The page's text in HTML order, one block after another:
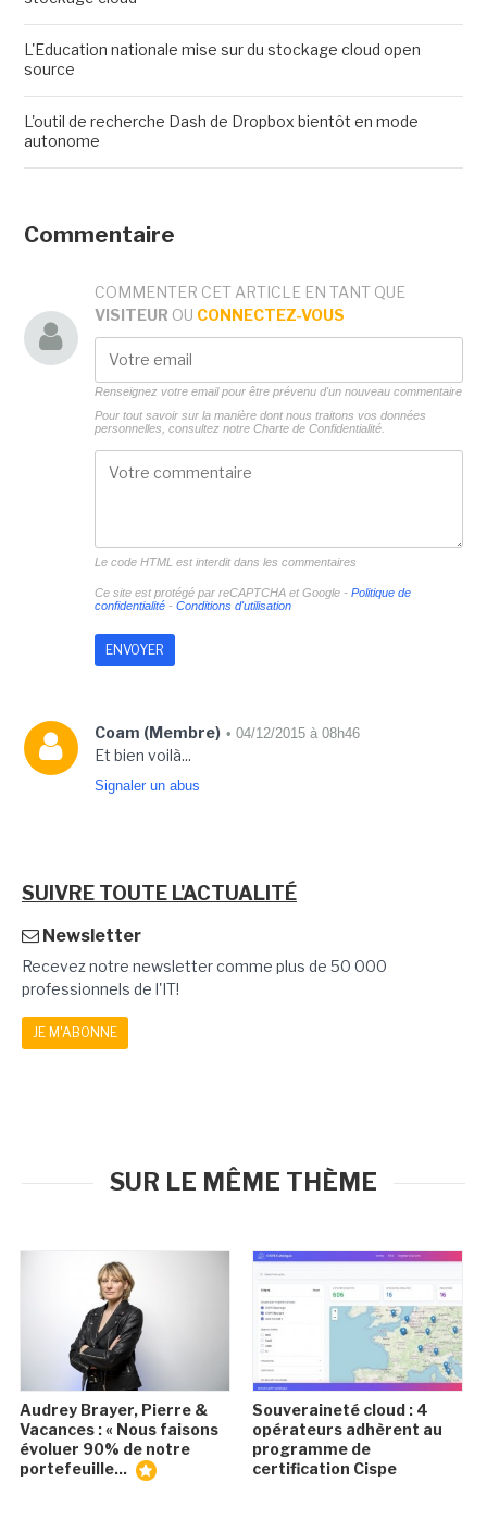
L'Education nationale mise sur du stockage cloud open
source
L'outil de recherche Dash de Dropbox bientôt en mode
autonome
Commentaire
COMMENTER CET ARTICLE EN TANT QUE
VISITEUR OU CONNECTEZ-VOUS
Renseignez votre email pour être prévenu d'un nouveau commentaire
Pour tout savoir sur la manière dont nous traitons vos données
personnelles, consultez notre Charte de Confidentialité.
Le code HTML est interdit dans les commentaires
Ce site est protégé par reCAPTCHA et Google - Politique de
confidentialité- Conditions d'utilisation
Coam (Membre) • 04/12/2015 à 08h46
Et bien voilà...
Signaler un abus
SUIVRE TOUTE L'ACTUALITÉ
Newsletter
Recevez notre newsletter comme plus de 50 000
professionnels de l'IT!
JE M'ABONNE
SUR LE MÊME THÈME
Audrey Brayer, Pierre &
Vacances : « Nous faisons
évoluer 90% de notre
portefeuille...
Souveraineté cloud : 4
opérateurs adhèrent au
programme de
certification Cispe